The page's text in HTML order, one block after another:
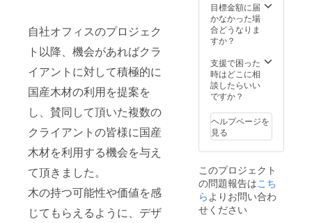
自社オフィスのプロジェク
ト以降、機会があればクラ
イアントに対して積極的に
国産木材の利用を提案を
し、賛同して頂いた複数の
クライアントの皆様に国産
木材を利用する機会を与え
て頂きました。
木の持つ可能性や価値を感
じてもらえるように、デザ
目標金額に届
かなかった場
合どうなりま
すか？
支援で困った
時はどこに相
談したらいい
ですか？
ヘルプページを
見る
このプロジェクト
の問題報告はこち
らよりお問い合わ
せください